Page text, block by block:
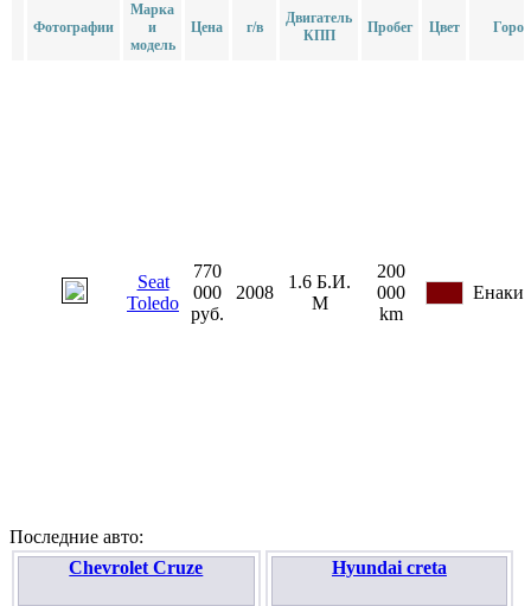
Фотографии
Марка
и
модель
Цена г/в
Двигатель
КПП
Пробег Цвет Город
Seat
Toledo
770
000
руб.
2008
1.6 Б.И.
М
200
000
km
Последние авто:
Chevrolet Cruze
Hyundai creta